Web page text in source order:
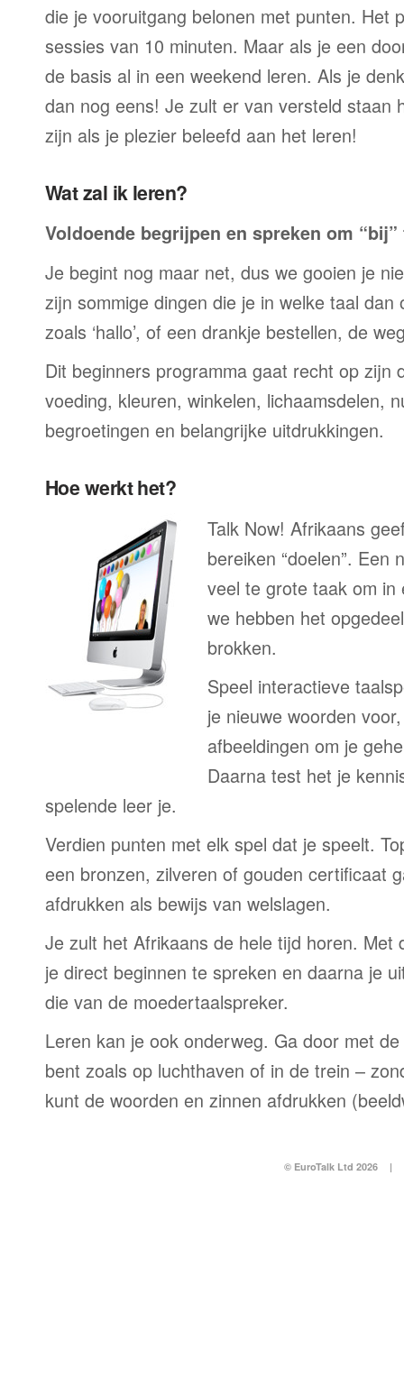
die je vooruitgang belonen met punten. Het
sessies van 10 minuten. Maar als je een
de basis al in een weekend leren. Als je
dan nog eens! Je zult er van versteld staan
zijn als je plezier beleefd aan het leren!
Wat zal ik leren?
Voldoende begrijpen en spreken om
Je begint nog maar net, dus we gooien je
zijn sommige dingen die je in welke taal dan
zoals ‘hallo’, of een drankje bestellen, de
Dit beginners programma gaat recht op zijn
voeding, kleuren, winkelen, lichaamsdelen,
begroetingen en belangrijke uitdrukkingen.
Hoe werkt het?
Talk Now! Afrikaans
bereiken “doelen”. Een
veel te grote taak om
we hebben het
brokken.
Speel interactieve
je nieuwe woorden
afbeeldingen om je
Daarna test het je
spelende leer je.
Verdien punten met elk spel dat je speelt.
een bronzen, zilveren of gouden certificaat
afdrukken als bewijs van welslagen.
Je zult het Afrikaans de hele tijd horen. Met
je direct beginnen te spreken en daarna je
die van de moedertaalspreker.
Leren kan je ook onderweg. Ga door met
bent zoals op luchthaven of in de trein –
kunt de woorden en zinnen afdrukken
© EuroTalk Ltd 2026 |